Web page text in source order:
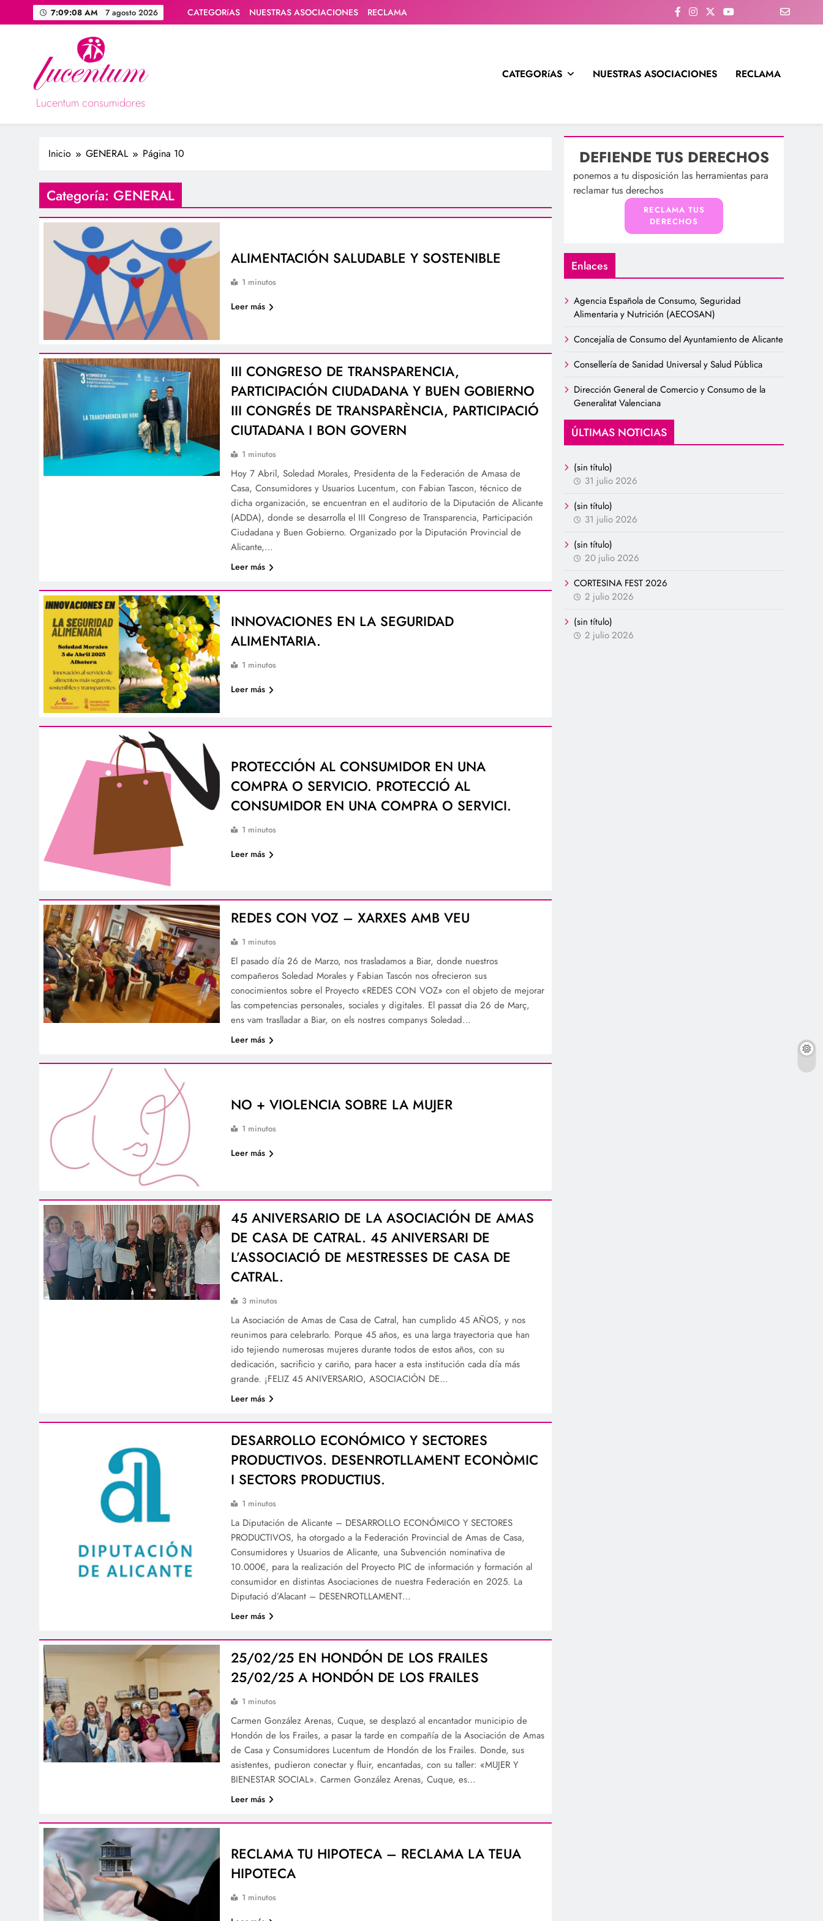
al
7:09:09 AM 7 agosto 2026 CATEGORíAS NUESTRAS ASOCIACIONES RECLAMA
Lucentum consumidores
Asociación de consumidores / consumidoras Lucentum
CATEGORíAS NUESTRAS ASOCIACIONES RECLAMA
Inicio GENERAL Página 10
Categoría: GENERAL
ALIMENTACIÓN SALUDABLE Y SOSTENIBLE
1 minutos
Leer más
III CONGRESO DE TRANSPARENCIA,
PARTICIPACIÓN CIUDADANA Y BUEN GOBIERNO
III CONGRÉS DE TRANSPARÈNCIA, PARTICIPACIÓ
CIUTADANA I BON GOVERN
1 minutos
Hoy 7 Abril, Soledad Morales, Presidenta de la Federación de Amasa de
Casa, Consumidores y Usuarios Lucentum, con Fabian Tascon, técnico de
dicha organización, se encuentran en el auditorio de la Diputación de Alicante
(ADDA), donde se desarrolla el III Congreso de Transparencia, Participación
Ciudadana y Buen Gobierno. Organizado por la Diputación Provincial de
Alicante,…
Leer más
INNOVACIONES EN LA SEGURIDAD
ALIMENTARIA.
1 minutos
Leer más
PROTECCIÓN AL CONSUMIDOR EN UNA
COMPRA O SERVICIO. PROTECCIÓ AL
CONSUMIDOR EN UNA COMPRA O SERVICI.
1 minutos
Leer más
REDES CON VOZ – XARXES AMB VEU
1 minutos
El pasado día 26 de Marzo, nos trasladamos a Biar, donde nuestros
compañeros Soledad Morales y Fabian Tascón nos ofrecieron sus
conocimientos sobre el Proyecto «REDES CON VOZ» con el objeto de mejorar
las competencias personales, sociales y digitales. El passat dia 26 de Març,
ens vam traslladar a Biar, on els nostres companys Soledad…
Leer más
NO + VIOLENCIA SOBRE LA MUJER
1 minutos
Leer más
45 ANIVERSARIO DE LA ASOCIACIÓN DE AMAS
DE CASA DE CATRAL. 45 ANIVERSARI DE
L’ASSOCIACIÓ DE MESTRESSES DE CASA DE
CATRAL.
3 minutos
La Asociación de Amas de Casa de Catral, han cumplido 45 AÑOS, y nos
reunimos para celebrarlo. Porque 45 años, es una larga trayectoria que han
ido tejiendo numerosas mujeres durante todos de estos años, con su
dedicación, sacrificio y cariño, para hacer a esta institución cada día más
grande. ¡FELIZ 45 ANIVERSARIO, ASOCIACIÓN DE…
Leer más
DESARROLLO ECONÓMICO Y SECTORES
PRODUCTIVOS. DESENROTLLAMENT ECONÒMIC
I SECTORS PRODUCTIUS.
1 minutos
La Diputación de Alicante – DESARROLLO ECONÓMICO Y SECTORES
PRODUCTIVOS, ha otorgado a la Federación Provincial de Amas de Casa,
Consumidores y Usuarios de Alicante, una Subvención nominativa de
10.000€, para la realización del Proyecto PIC de información y formación al
consumidor en distintas Asociaciones de nuestra Federación en 2025. La
Diputació d’Alacant – DESENROTLLAMENT…
Leer más
25/02/25 EN HONDÓN DE LOS FRAILES
25/02/25 A HONDÓN DE LOS FRAILES
1 minutos
Carmen González Arenas, Cuque, se desplazó al encantador municipio de
Hondón de los Frailes, a pasar la tarde en compañía de la Asociación de Amas
de Casa y Consumidores Lucentum de Hondón de los Frailes. Donde, sus
asistentes, pudieron conectar y fluir, encantadas, con su taller: «MUJER Y
BIENESTAR SOCIAL». Carmen González Arenas, Cuque, es…
Leer más
RECLAMA TU HIPOTECA – RECLAMA LA TEUA
HIPOTECA
1 minutos
DEFIENDE TUS DERECHOS
ponemos a tu disposición las herramientas para
reclamar tus derechos
RECLAMA TUS
DERECHOS
Enlaces
Agencia Española de Consumo, Seguridad
Alimentaria y Nutrición (AECOSAN)
Concejalía de Consumo del Ayuntamiento de Alicante
Consellería de Sanidad Universal y Salud Pública
Dirección General de Comercio y Consumo de la
Generalitat Valenciana
ÚLTIMAS NOTICIAS
(sin título)
31 julio 2026
(sin título)
31 julio 2026
(sin título)
20 julio 2026
CORTESINA FEST 2026
2 julio 2026
(sin título)
2 julio 2026